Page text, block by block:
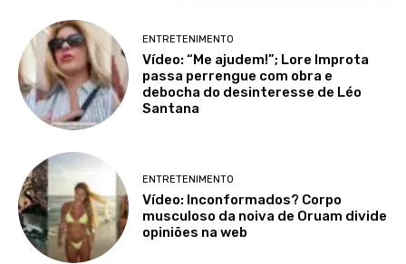
ENTRETENIMENTO
Vídeo: “Me ajudem!”; Lore Improta
passa perrengue com obra e
debocha do desinteresse de Léo
Santana
ENTRETENIMENTO
Vídeo: Inconformados? Corpo
musculoso da noiva de Oruam divide
opiniões na web